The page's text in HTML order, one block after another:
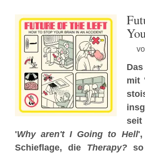
mit
seit
'Why aren't I Going to Hell',
Schieflage, die Therapy?